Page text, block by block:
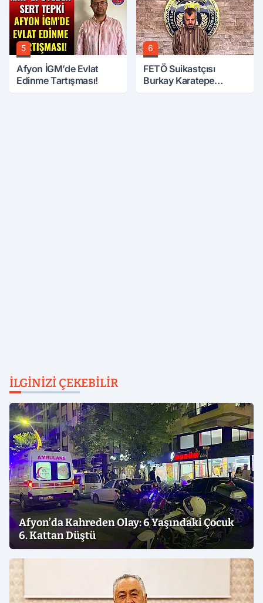
5
Afyon İGM’de Evlat
Edinme Tartışması!
6
FETÖ Suikastçısı
Burkay Karatepe
İLGINIZI ÇEKEBILIR
Afyon’da Kahreden Olay: 6 Yaşındaki Çocuk
6. Kattan Düştü